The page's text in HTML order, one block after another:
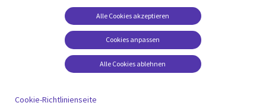
GERMANY
Beschwerden/Hinweise
Compliance
Datenschutz
Impressum
Cookies anpassen
Alle Cookies akzeptieren
Alle Cookies ablehnen
Cookie-Richtlinienseite